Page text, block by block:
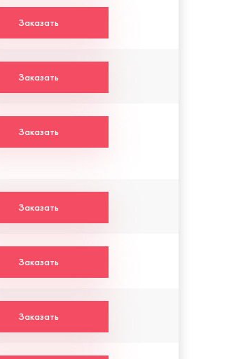
Заказать
Заказать
Заказать
Заказать
Заказать
Заказать